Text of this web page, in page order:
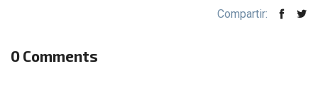
Compartir:
0 Comments